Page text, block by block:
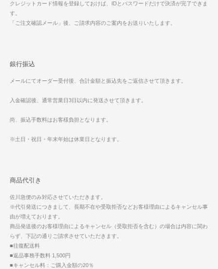
クレジットカード情報を登録しておけば、IDとパスワードだけで決済が完了できま
す。
「ご注文確認メール」後、ご請求内容のご案内をお送りいたします。
銀行振込
メールにてオーダー受付後、合計金額と振込先をご返信させて頂きます。
入金確認後、通常営業日3日以内に発送させて頂きます。
尚、振込手数料はお客様負担となります。
※土日・祝日・年末年始は休業日となります。
商品代引き
佐川急便のみ対応させていただきます。
※代引発送につきまして、長期不在や受取拒否などお客様理由によるキャンセル事
由が増えております。
商品発送後のお客様理由によるキャンセル（受取拒否を含む）の場合は内容に関わ
らず、下記の通りご請求させていただきます。
■往復配送料
■返品事務手数料 1,500円
■キャンセル料：ご購入金額の20％